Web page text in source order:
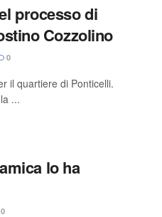
processo di
Cozzolino
0
il quartiere di Ponticelli.
...
lo ha
0